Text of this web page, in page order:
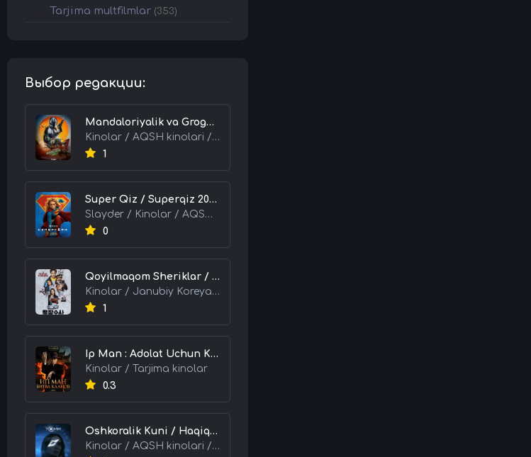
Tarjima multfilmlar (353)
Выбор редакции:
Mandaloriyalik va Grogu 2026 HD Uzbek tilida Tarjima kino skachat tas-ix
Kinolar / AQSH kinolari / Tarjima kinolar
1
Super Qiz / Superqiz 2026 HD Uzbek tilida Tarjima kino skachat tas-ix
Slayder / Kinolar / AQSH kinolari / Tarjima kinolar
0
Qoyilmaqom Sheriklar / Ideal Hamkorlar / Eng Kuchli Duet 2026 HD Uzbek tilida Tarjima kino skachat tas-ix
Kinolar / Janubiy Koreya kinolari / Tarjima kinolar
1
Ip Man : Adolat Uchun Kurash / Ip Man: Klanlar Jangi / Buyuk Ustoz Ip Man 2 2026 HD Uzbek tilida Tarjima kino skachat tas-ix
Kinolar / Tarjima kinolar
0.3
Oshkoralik Kuni / Haqiqat Oshkor Bo'lgan Kun / Sirlar Ochiladigan Kun 2026 HD Uzbek tilida Tarjima kino skachat tas-ix
Kinolar / AQSH kinolari / Tarjima kinolar